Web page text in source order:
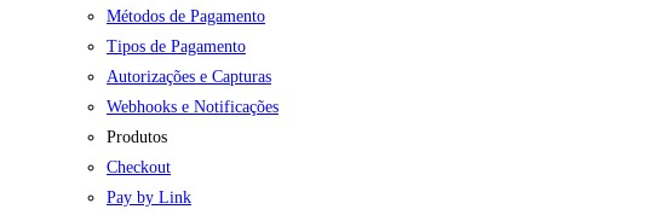
Métodos de Pagamento
Tipos de Pagamento
Autorizações e Capturas
Webhooks e Notificações
Produtos
Checkout
Pay by Link